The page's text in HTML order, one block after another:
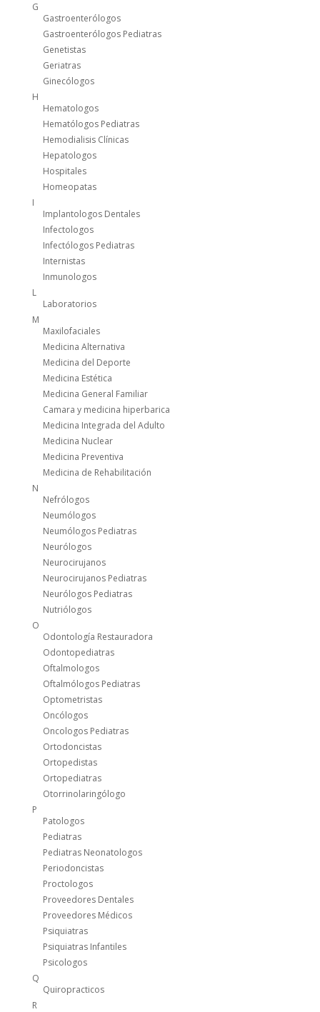
G
Gastroenterólogos
Gastroenterólogos Pediatras
Genetistas
Geriatras
Ginecólogos
H
Hematologos
Hematólogos Pediatras
Hemodialisis Clínicas
Hepatologos
Hospitales
Homeopatas
I
Implantologos Dentales
Infectologos
Infectólogos Pediatras
Internistas
Inmunologos
L
Laboratorios
M
Maxilofaciales
Medicina Alternativa
Medicina del Deporte
Medicina Estética
Medicina General Familiar
Camara y medicina hiperbarica
Medicina Integrada del Adulto
Medicina Nuclear
Medicina Preventiva
Medicina de Rehabilitación
N
Nefrólogos
Neumólogos
Neumólogos Pediatras
Neurólogos
Neurocirujanos
Neurocirujanos Pediatras
Neurólogos Pediatras
Nutriólogos
O
Odontología Restauradora
Odontopediatras
Oftalmologos
Oftalmólogos Pediatras
Optometristas
Oncólogos
Oncologos Pediatras
Ortodoncistas
Ortopedistas
Ortopediatras
Otorrinolaringólogo
P
Patologos
Pediatras
Pediatras Neonatologos
Periodoncistas
Proctologos
Proveedores Dentales
Proveedores Médicos
Psiquiatras
Psiquiatras Infantiles
Psicologos
Q
Quiropracticos
R